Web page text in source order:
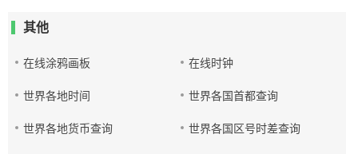
其他
在线涂鸦画板 在线时钟
世界各地时间 世界各国首都查询
世界各地货币查询 世界各国区号时差查询